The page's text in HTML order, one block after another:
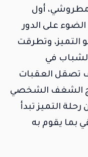
أول
على الدور
وتطرقت
في
تصقل العقبات
الشغف الشخصي
التميز تبدأ
بما يقوم به